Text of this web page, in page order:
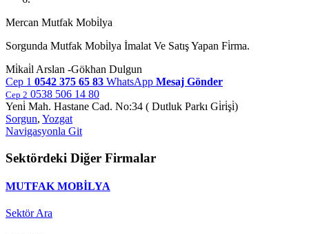
Mercan Mutfak Mobi̇lya
Sorgunda Mutfak Mobi̇lya İmalat Ve Satış Yapan Fi̇rma.
Mi̇kai̇l Arslan -Gökhan Dulgun
Cep 1 0542 375 65 83 WhatsApp Mesaj Gönder
Cep 2 0538 506 14 80
Yeni̇ Mah. Hastane Cad. No:34 ( Dutluk Parkı Gi̇ri̇şi̇)
Sorgun, Yozgat
Navigasyonla Git
Sektördeki Diğer Firmalar
MUTFAK MOBİLYA
Sektör Ara